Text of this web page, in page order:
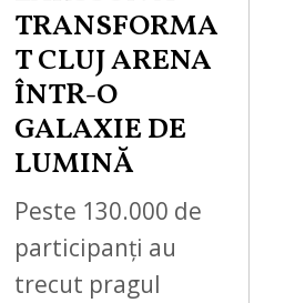
TRANSFORMA
T CLUJ ARENA
ÎNTR-O
GALAXIE DE
LUMINĂ
Peste 130.000 de
participanți au
trecut pragul